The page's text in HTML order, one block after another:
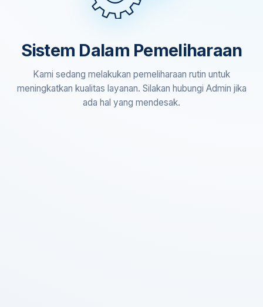
Sistem Dalam Pemeliharaan
Kami sedang melakukan pemeliharaan rutin untuk
meningkatkan kualitas layanan. Silakan hubungi Admin jika
ada hal yang mendesak.